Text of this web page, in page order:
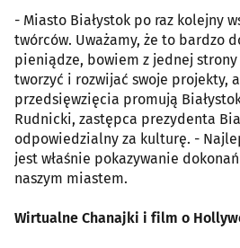
- Miasto Białystok po raz kolejny
twórców. Uważamy, że to bardzo
pieniądze, bowiem z jednej
tworzyć i rozwijać swoje projekty,
przedsięwzięcia promują
Rudnicki, zastępca prezydenta
odpowiedzialny za kulturę. -
jest właśnie pokazywanie
naszym miastem.
Wirtualne Chanajki i film o